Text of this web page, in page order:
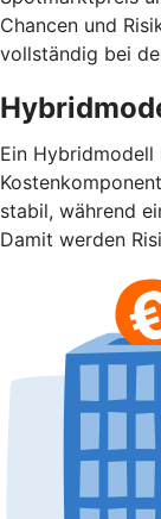
Chancen und
vollständig bei
Ein
stabil, während
Damit werden